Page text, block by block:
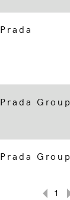
Prada
Prada Group
Prada Group
1